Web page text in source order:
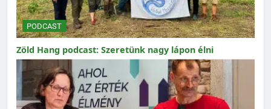
PODCAST
Zöld Hang podcast: Szeretünk nagy lápon élni